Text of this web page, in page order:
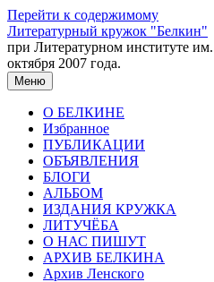
Перейти к содержимому
Литературный кружок "Белкин"
при Литературном институте
октября 2007 года.
Меню
О БЕЛКИНЕ
Избранное
ПУБЛИКАЦИИ
ОБЪЯВЛЕНИЯ
БЛОГИ
АЛЬБОМ
ИЗДАНИЯ КРУЖКА
ЛИТУЧЁБА
О НАС ПИШУТ
АРХИВ БЕЛКИНА
Архив Ленского